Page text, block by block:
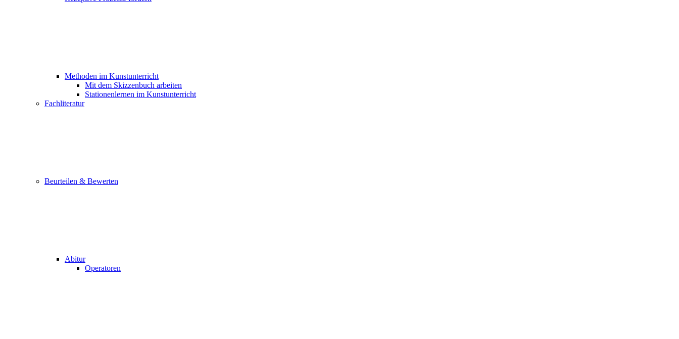
Methoden im Kunstunterricht
Mit dem Skizzenbuch arbeiten
Stationenlernen im Kunstunterricht
Fachliteratur
Beurteilen & Bewerten
Abitur
Operatoren